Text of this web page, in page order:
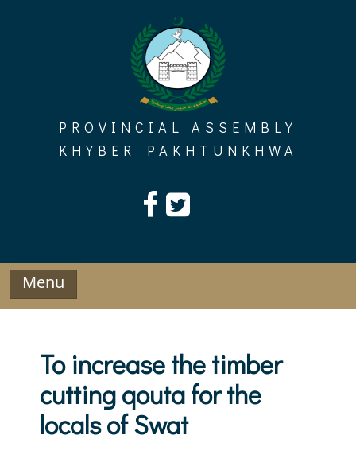
PROVINCIAL ASSEMBLY
KHYBER PAKHTUNKHWA
Menu
To increase the timber
cutting qouta for the
locals of Swat